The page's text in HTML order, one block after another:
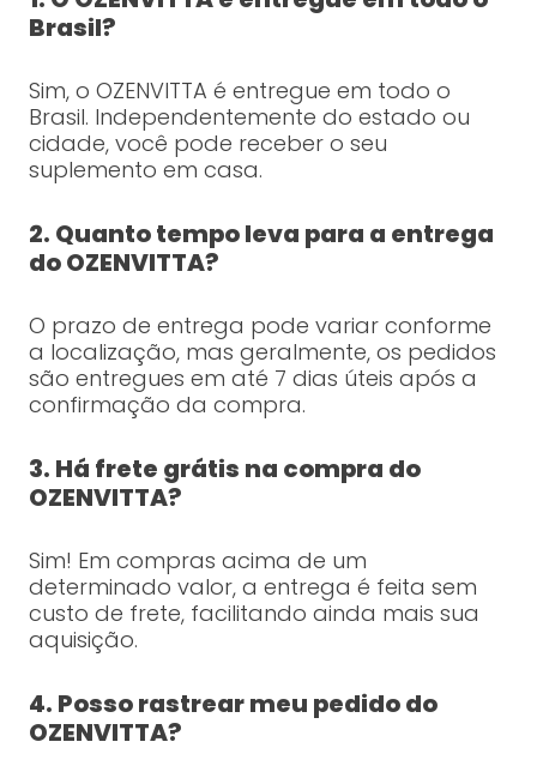
Brasil?
Sim, o OZENVITTA é entregue em todo o
Brasil. Independentemente do estado ou
cidade, você pode receber o seu
suplemento em casa.
2. Quanto tempo leva para a entrega
do OZENVITTA?
O prazo de entrega pode variar conforme
a localização, mas geralmente, os pedidos
são entregues em até 7 dias úteis após a
confirmação da compra.
3. Há frete grátis na compra do
OZENVITTA?
Sim! Em compras acima de um
determinado valor, a entrega é feita sem
custo de frete, facilitando ainda mais sua
aquisição.
4. Posso rastrear meu pedido do
OZENVITTA?